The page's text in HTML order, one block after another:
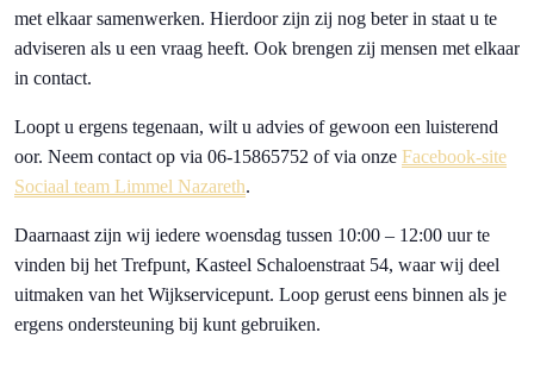
met elkaar samenwerken. Hierdoor zijn zij nog beter in staat u te
adviseren als u een vraag heeft. Ook brengen zij mensen met elkaar
in contact.
Loopt u ergens tegenaan, wilt u advies of gewoon een luisterend
oor. Neem contact op via 06-15865752 of via onze Facebook-site
Sociaal team Limmel Nazareth.
Daarnaast zijn wij iedere woensdag tussen 10:00 – 12:00 uur te
vinden bij het Trefpunt, Kasteel Schaloenstraat 54, waar wij deel
uitmaken van het Wijkservicepunt. Loop gerust eens binnen als je
ergens ondersteuning bij kunt gebruiken.